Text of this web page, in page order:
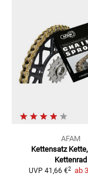
AFAM
Kettensatz
Kettenrad
UVP 41,66 €2 ab